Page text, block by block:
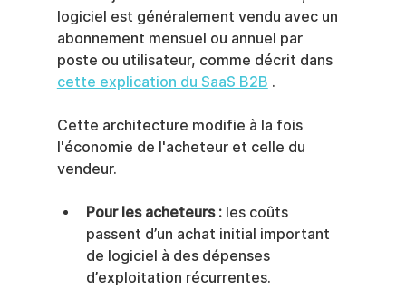
logiciel est généralement vendu avec un
abonnement mensuel ou annuel par
poste ou utilisateur, comme décrit dans
cette explication du SaaS B2B .
Cette architecture modifie à la fois
l'économie de l'acheteur et celle du
vendeur.
Pour les acheteurs : les coûts
passent d’un achat initial important
de logiciel à des dépenses
d’exploitation récurrentes.